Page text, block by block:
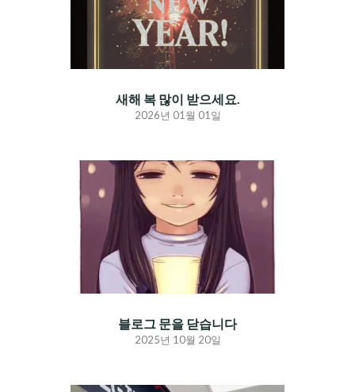
새해 복 많이 받으세요.
2026년 01월 01일
블로그 문을 닫습니다
2025년 10월 20일